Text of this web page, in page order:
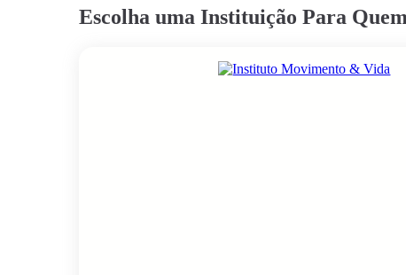
Escolha uma Instituição Para